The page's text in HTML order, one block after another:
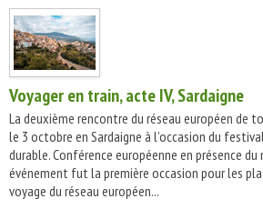
Voyager en train, acte IV, Sardaigne
La deuxième rencontre du réseau européen de
le 3 octobre en Sardaigne à l’occasion du
durable. Conférence européenne en présence du
événement fut la première occasion pour les
voyage du réseau européen...